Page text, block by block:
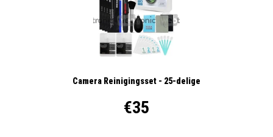
Camera Reinigingsset - 25-delige
€35